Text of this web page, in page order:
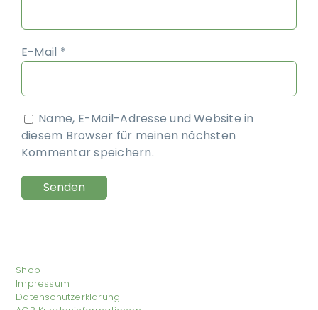
E-Mail *
Name, E-Mail-Adresse und Website in
diesem Browser für meinen nächsten
Kommentar speichern.
Shop
Impressum
Datenschutzerklärung